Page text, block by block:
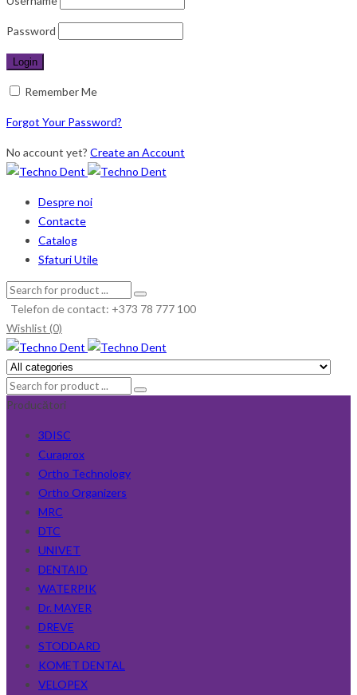
Password
Remember Me
Forgot Your Password?
No account yet? Create an Account
Despre noi
Contacte
Catalog
Sfaturi Utile
Telefon de contact: +373 78 777 100
Wishlist (0)
Producători
3DISC
Curaprox
Ortho Technology
Ortho Organizers
MRC
DTC
UNIVET
DENTAID
WATERPIK
Dr. MAYER
DREVE
STODDARD
KOMET DENTAL
VELOPEX